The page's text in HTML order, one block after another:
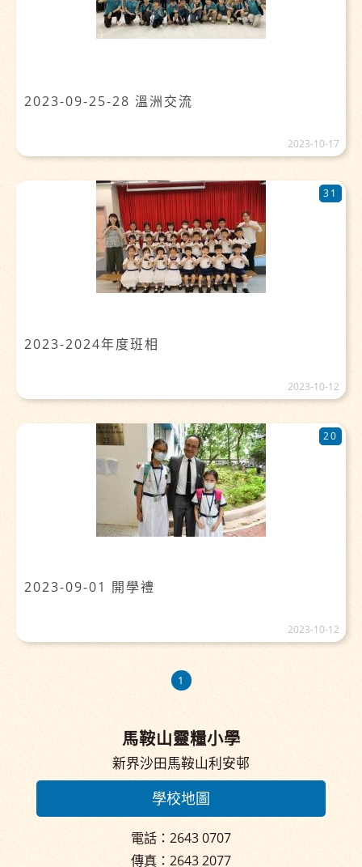
2023-09-25-28 溫洲交流
2023-10-17
2023-2024年度班相
31
2023-10-12
2023-09-01 開學禮
20
2023-10-12
1
馬鞍山靈糧小學
新界沙田馬鞍山利安邨
學校地圖
電話：2643 0707
傳真：2643 2077